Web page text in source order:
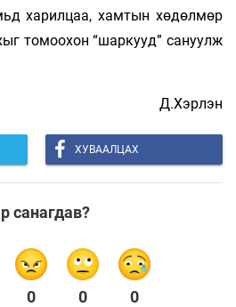
харилцаа, хамтын хөдөлмөр
томоохон “шаркууд” сануулж
Д.Хэрлэн
ХУВААЛЦАХ
санагдав?
0 0 0